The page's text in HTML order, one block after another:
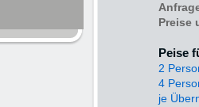
Preise
Peise
2
4
je